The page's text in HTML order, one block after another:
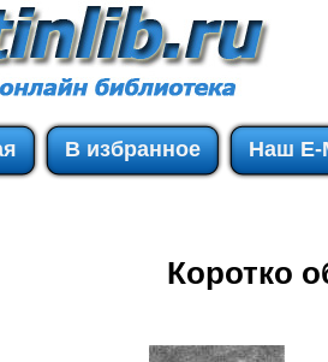
В избранное Наш E-
Коротко